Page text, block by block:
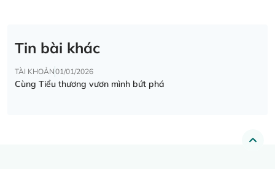
Tin bài khác
TÀI KHOẢN01/01/2026
Cùng Tiểu thương vươn mình bứt phá